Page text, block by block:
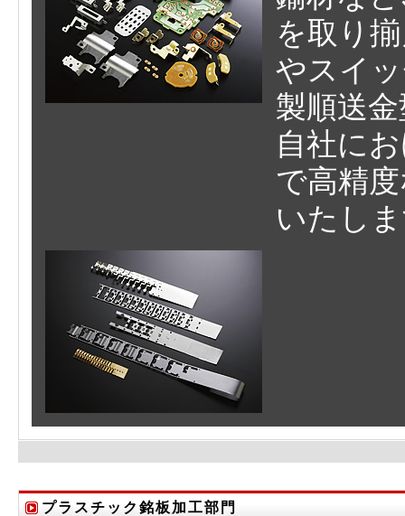
を取り
やスイ
製順送
自社に
で高精
いたし
プラスチック銘板加工部門